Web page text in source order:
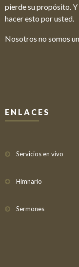
pierde su propósito.
hacer esto por usted.
Nosotros no somos
ENLACES
Servicios en vivo
Himnario
Sermones